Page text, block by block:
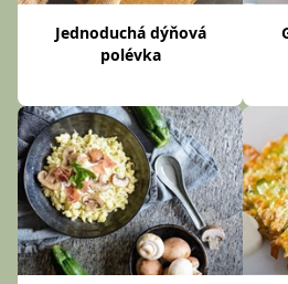
Jednoduchá dýňová
polévka